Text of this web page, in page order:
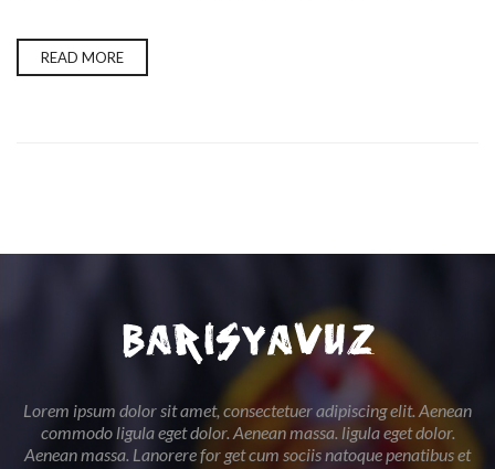
READ MORE
Lorem ipsum dolor sit amet, consectetuer adipiscing elit. Aenean
commodo ligula eget dolor. Aenean massa. ligula eget dolor.
Aenean massa. Lanorere for get cum sociis natoque penatibus et